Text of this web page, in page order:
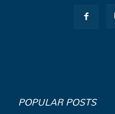
POPULAR POSTS